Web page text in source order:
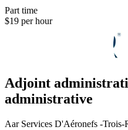
Part time
$19 per hour
Adjoint
administrative
Aar Services D'Aéronefs -Trois-